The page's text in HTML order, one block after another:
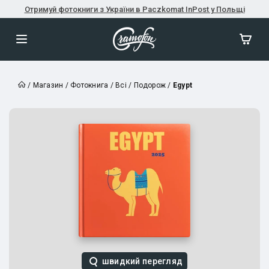
Отримуй фотокниги з України в Paczkomat InPost у Польщі
/ Магазин / Фотокнига / Всі / Подорож / Egypt
швидкий перегляд